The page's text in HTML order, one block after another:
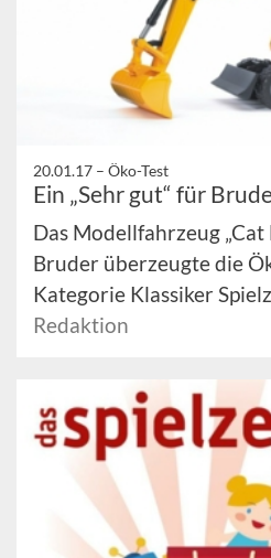
20.01.17 – Öko-Test
Ein „Sehr gut“ für
Das Modellfahrzeug
Bruder überzeugte die
Kategorie Klassiker
Redaktion